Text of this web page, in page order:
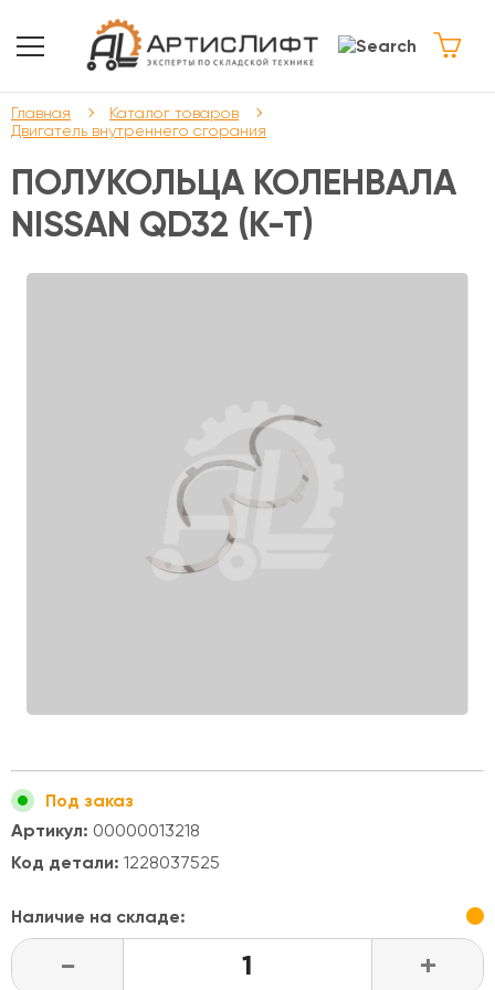
Главная
Каталог товаров
Двигатель внутреннего сгорания
ПОЛУКОЛЬЦА КОЛЕНВАЛА
NISSAN QD32 (К-Т)
Под заказ
Артикул: 00000013218
Код детали: 1228037525
Наличие на складе:
- +